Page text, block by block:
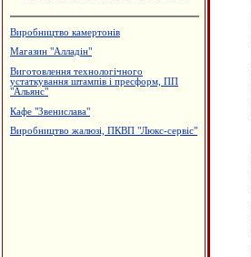
Виробництво камертонів
Магазин "Алладін"
Виготовлення технологічного
устаткування штампів і пресформ, ПП
"Альянс"
Кафе "Звенислава"
Виробництво жалюзі, ПКВП "Люкс-сервіс"